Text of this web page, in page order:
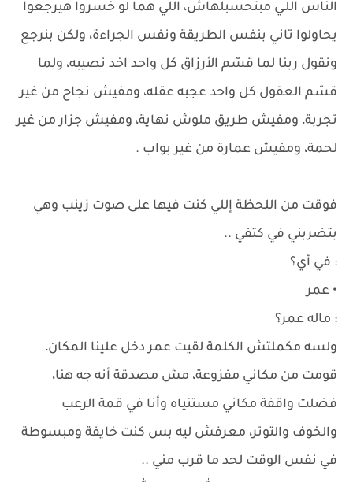
الناس اللـي مبتحسبلهاش، اللي هما لو خسروا هيرجعوا
يحاولوا تاني بنفس الطريقة ونفس الجراءة، ولكن بنرجع
ونقول ربنا لما قسّم الأرزاق كل واحد اخد نصيبه، ولما
قسّم العقول كل واحد عجبه عقله، ومفيش نجاح من غير
تجربة، ومفيش طريق ملوش نهاية، ومفيش جزار من غير
لحمة، ومفيش عمارة من غير بواب .
فوقت من اللحظة إللي كنت فيها على صوت زينب وهي
بتضربني في كتفي ..
: في أي؟
• عمر
: ماله عمر؟
ولسه مكملتش الكلمة لقيت عمر دخل علينا المكان،
قومت من مكاني مفزوعة، مش مصدقة أنه جه هنا،
فضلت واقفة مكاني مستنياه وأنا في قمة الرعب
والخوف والتوتر، معرفش ليه بس كنت خايفة ومبسوطة
في نفس الوقت لحد ما قرب مني ..